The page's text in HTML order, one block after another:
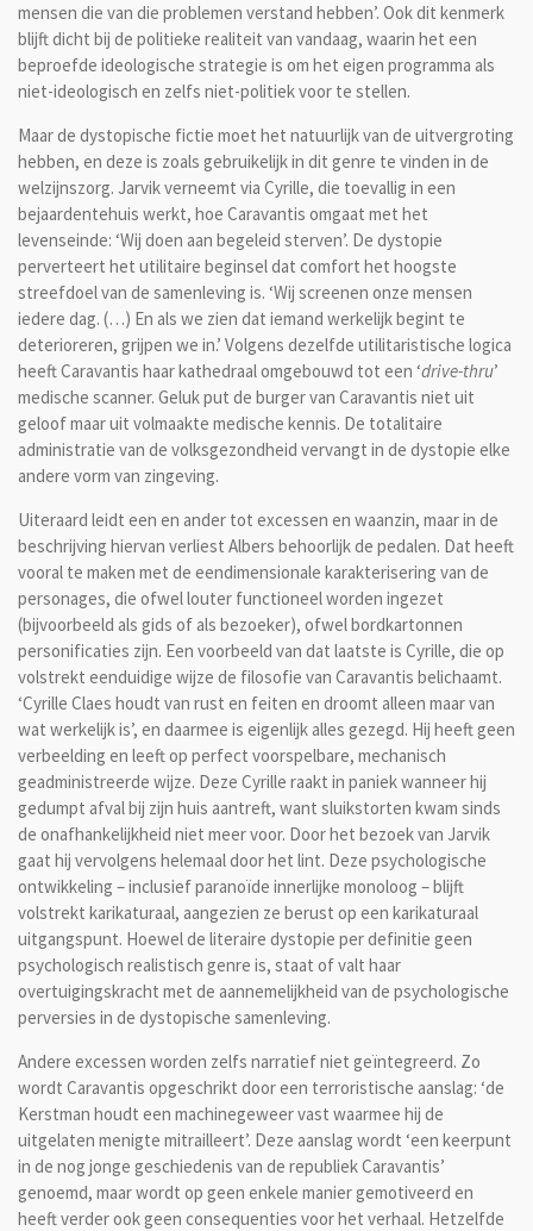
mensen die van die problemen verstand hebben’. Ook dit kenmerk
blijft dicht bij de politieke realiteit van vandaag, waarin het een
beproefde ideologische strategie is om het eigen programma als
niet-ideologisch en zelfs niet-politiek voor te stellen.
Maar de dystopische fictie moet het natuurlijk van de uitvergroting
hebben, en deze is zoals gebruikelijk in dit genre te vinden in de
welzijnszorg. Jarvik verneemt via Cyrille, die toevallig in een
bejaardentehuis werkt, hoe Caravantis omgaat met het
levenseinde: ‘Wij doen aan begeleid sterven’. De dystopie
perverteert het utilitaire beginsel dat comfort het hoogste
streefdoel van de samenleving is. ‘Wij screenen onze mensen
iedere dag. (…) En als we zien dat iemand werkelijk begint te
deterioreren, grijpen we in.’ Volgens dezelfde utilitaristische logica
heeft Caravantis haar kathedraal omgebouwd tot een ‘drive-thru’
medische scanner. Geluk put de burger van Caravantis niet uit
geloof maar uit volmaakte medische kennis. De totalitaire
administratie van de volksgezondheid vervangt in de dystopie elke
andere vorm van zingeving.
Uiteraard leidt een en ander tot excessen en waanzin, maar in de
beschrijving hiervan verliest Albers behoorlijk de pedalen. Dat heeft
vooral te maken met de eendimensionale karakterisering van de
personages, die ofwel louter functioneel worden ingezet
(bijvoorbeeld als gids of als bezoeker), ofwel bordkartonnen
personificaties zijn. Een voorbeeld van dat laatste is Cyrille, die op
volstrekt eenduidige wijze de filosofie van Caravantis belichaamt.
‘Cyrille Claes houdt van rust en feiten en droomt alleen maar van
wat werkelijk is’, en daarmee is eigenlijk alles gezegd. Hij heeft geen
verbeelding en leeft op perfect voorspelbare, mechanisch
geadministreerde wijze. Deze Cyrille raakt in paniek wanneer hij
gedumpt afval bij zijn huis aantreft, want sluikstorten kwam sinds
de onafhankelijkheid niet meer voor. Door het bezoek van Jarvik
gaat hij vervolgens helemaal door het lint. Deze psychologische
ontwikkeling – inclusief paranoïde innerlijke monoloog – blijft
volstrekt karikaturaal, aangezien ze berust op een karikaturaal
uitgangspunt. Hoewel de literaire dystopie per definitie geen
psychologisch realistisch genre is, staat of valt haar
overtuigingskracht met de aannemelijkheid van de psychologische
perversies in de dystopische samenleving.
Andere excessen worden zelfs narratief niet geïntegreerd. Zo
wordt Caravantis opgeschrikt door een terroristische aanslag: ‘de
Kerstman houdt een machinegeweer vast waarmee hij de
uitgelaten menigte mitrailleert’. Deze aanslag wordt ‘een keerpunt
in de nog jonge geschiedenis van de republiek Caravantis’
genoemd, maar wordt op geen enkele manier gemotiveerd en
heeft verder ook geen consequenties voor het verhaal. Hetzelfde